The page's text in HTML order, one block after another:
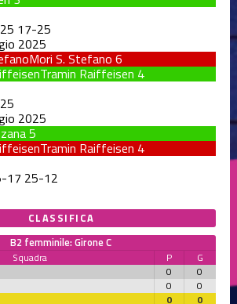
25 17-25
2025
Mori S. Stefano 6
Tramin Raiffeisen 4
25
2025
5
Tramin Raiffeisen 4
-17 25-12
CLASSIFICA
B2 femminile: Girone C
Squadra P
G
0
0
0
0
0 0